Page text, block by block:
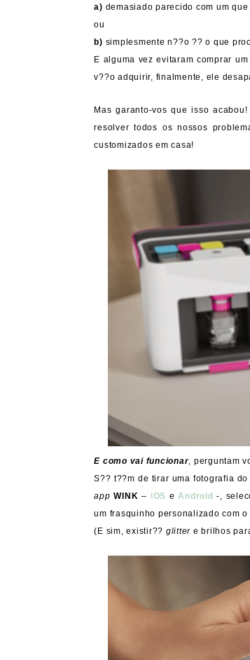
a) demasiado parecido com um que
ou
b) simplesmente n??o ?? o que
E alguma vez evitaram comprar
v??o adquirir, finalmente, ele
Mas garanto-vos que isso
resolver todos os nossos
customizados em casa!
E como vai funcionar, perguntam
S?? t??m de tirar uma fotografia
app WINK– iOS e Android -,
um frasquinho personalizado com
(E sim, existir?? glitter e brilhos